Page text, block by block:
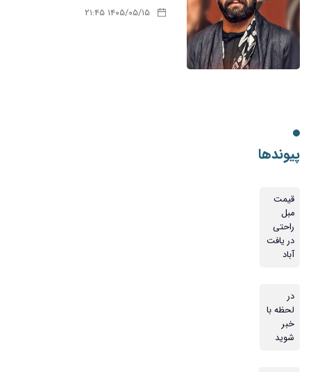
۱۴۰۵/۰۵/۱۵ ۲۱:۴۵
پیوندها
قیمت
مبل
راحتی
در یافت
آباد
در
لحظه با
خبر
شوید